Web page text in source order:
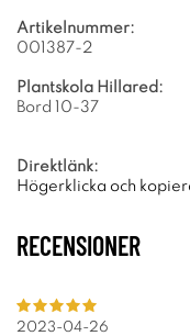
Artikelnummer:
001387-2
Plantskola Hillared:
Bord 10-37
Direktlänk:
Högerklicka och
RECENSIONER
2023-04-26